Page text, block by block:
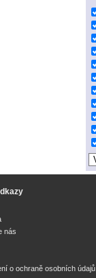
nás
o ochraně osobních údajů